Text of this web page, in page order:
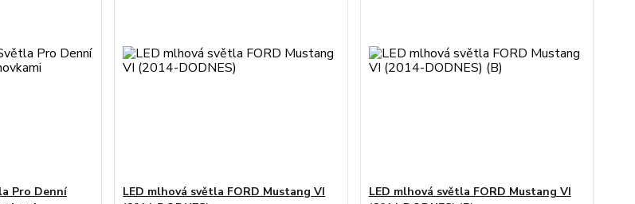
Pro Denní
LED mlhová světla FORD Mustang VI
LED mlhová světla FORD Mustang VI